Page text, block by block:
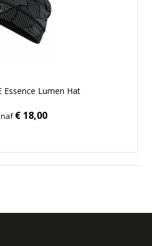
Essence Lumen Hat
€ 18,00